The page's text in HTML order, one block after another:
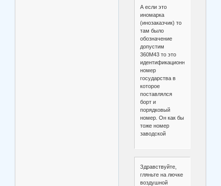
А если это
иномарка
(инозаказчик) то
там было
обозначение
допустим
360М43 то это
идентификационный
номер
государства в
которое
поставлялся
борт и
порядковый
номер. Он как бы
тоже номер
заводской
Здравствуйте,
гляньте на лючке
воздушной